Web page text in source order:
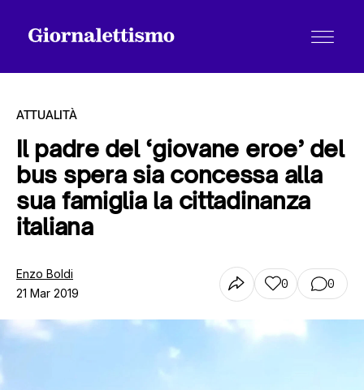
Tutti gli articoli
ATTUALITÀ
Il padre del ‘giovane eroe’ del
bus spera sia concessa alla
sua famiglia la cittadinanza
italiana
Enzo Boldi
21 Mar 2019
0 0